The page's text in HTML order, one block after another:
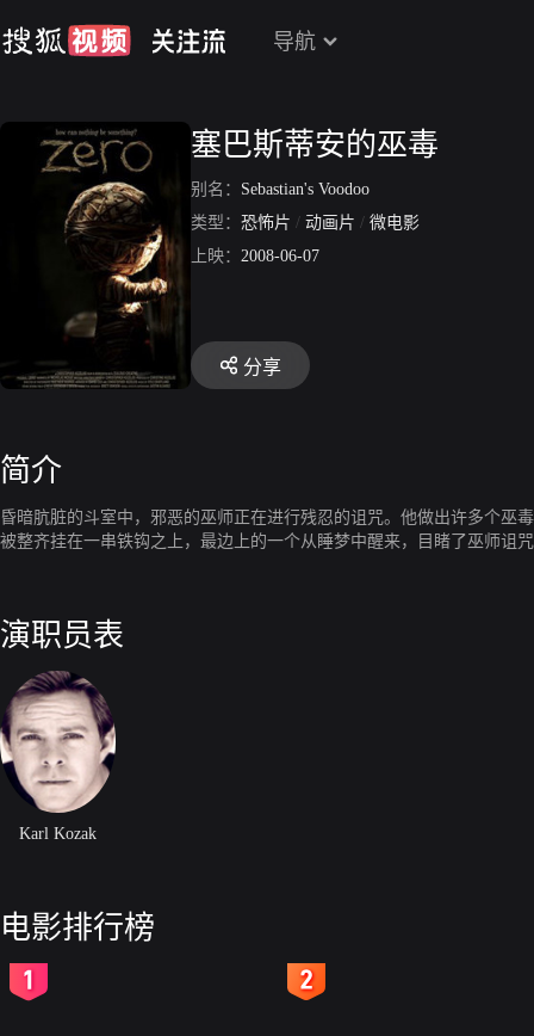
导航
塞巴斯蒂安的巫毒
别名： Sebastian's Voodoo
类型： 恐怖片 / 动画片 / 微电影
上映： 2008-06-07
分享
简介
昏暗肮脏的斗室中，邪恶的巫师正在进行残忍的诅咒。他做出许多个
被整齐挂在一串铁钩之上，最边上的一个从睡梦中醒来，目睹了巫师诅
演职员表
Karl Kozak
电影排行榜